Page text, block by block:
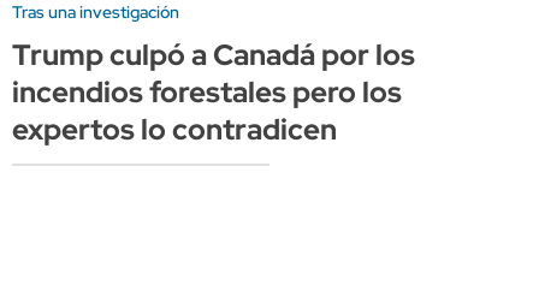
Tras una investigación
Trump culpó a Canadá por los
incendios forestales pero los
expertos lo contradicen